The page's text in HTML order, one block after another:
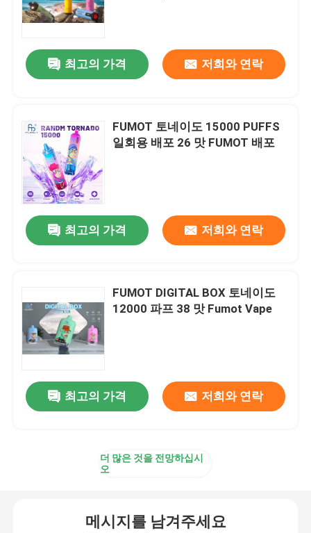
최고의 가격 저희와 연락
FUMOT 토네이도 15000 PUFFS
일회용 배포 26 맛 FUMOT 배포
최고의 가격 저희와 연락
FUMOT DIGITAL BOX 토네이도
12000 파프 38 맛 Fumot Vape
최고의 가격 저희와 연락
더 많은 것을 전망하십시
오
메시지를 남겨주세요